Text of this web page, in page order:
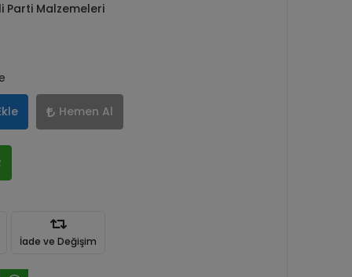
Parti Malzemeleri
Hemen Al
İade ve Değişim